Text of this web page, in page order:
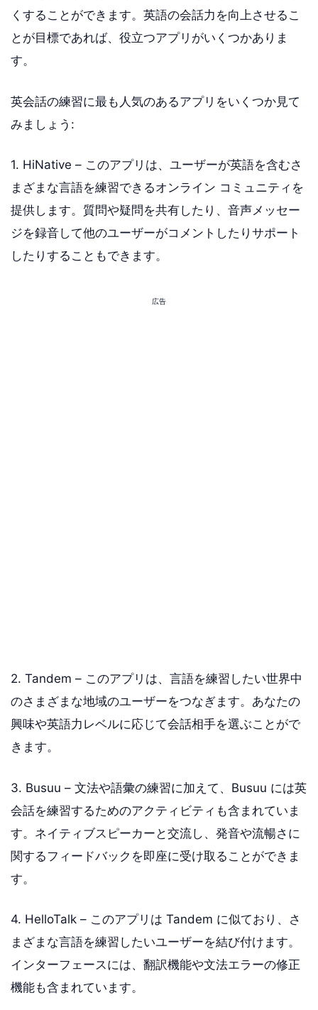
くすることができます。英語の会話力を向上させるこ
とが目標であれば、役立つアプリがいくつかありま
す。
英会話の練習に最も人気のあるアプリをいくつか見て
みましょう:
1. HiNative – このアプリは、ユーザーが英語を含むさ
まざまな言語を練習できるオンライン コミュニティを
提供します。質問や疑問を共有したり、音声メッセー
ジを録音して他のユーザーがコメントしたりサポート
したりすることもできます。
広告
2. Tandem – このアプリは、言語を練習したい世界中
のさまざまな地域のユーザーをつなぎます。あなたの
興味や英語力レベルに応じて会話相手を選ぶことがで
きます。
3. Busuu – 文法や語彙の練習に加えて、Busuu には英
会話を練習するためのアクティビティも含まれていま
す。ネイティブスピーカーと交流し、発音や流暢さに
関するフィードバックを即座に受け取ることができま
す。
4. HelloTalk – このアプリは Tandem に似ており、さ
まざまな言語を練習したいユーザーを結び付けます。
インターフェースには、翻訳機能や文法エラーの修正
機能も含まれています。